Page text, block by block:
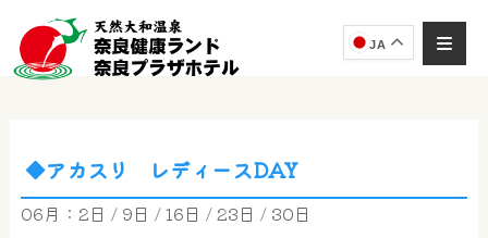
JA
◆アカスリ レディースDAY
06月：2日 / 9日 / 16日 / 23日 / 30日
AIコンシェルジュ
オンライン